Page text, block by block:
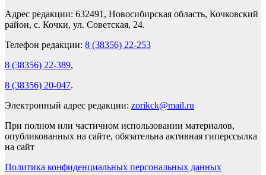
Адрес редакции: 632491, Новосибирская область, Кочковский
район, с. Кочки, ул. Советская, 24.
Телефон редакции: 8 (38356) 22-253
8 (38356) 22-389,
8 (38356) 20-047.
Электронный адрес редакции: zorikck@mail.ru
При полном или частичном использовании материалов,
опубликованных на сайте, обязательна активная гиперссылка
на сайт
Политика конфиденциальных персональных данных